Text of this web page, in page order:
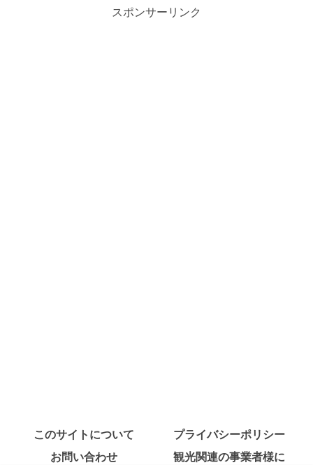
スポンサーリンク
このサイトについて
プライバシーポリシー
お問い合わせ
観光関連の事業者様に